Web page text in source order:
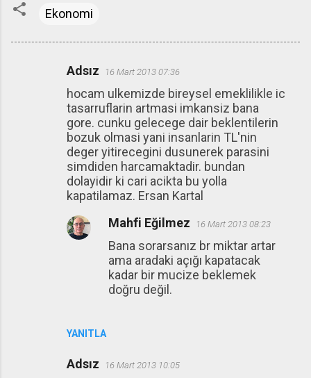
Ekonomi
Adsız 16 Mart 2013 07:36
hocam ulkemizde bireysel emeklilikle ic
tasarruflarin artmasi imkansiz bana
gore. cunku gelecege dair beklentilerin
bozuk olmasi yani insanlarin TL'nin
deger yitirecegini dusunerek parasini
simdiden harcamaktadir. bundan
dolayidir ki cari acikta bu yolla
kapatilamaz. Ersan Kartal
YANITLA
Mahfi Eğilmez 16 Mart 2013 08:23
Bana sorarsanız br miktar artar
ama aradaki açığı kapatacak
kadar bir mucize beklemek
doğru değil.
Adsız 16 Mart 2013 10:05